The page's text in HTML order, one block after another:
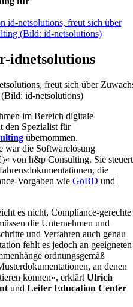
idnetsolutions
freut sich über
id-netsolutions)
im Bereich digitale
den Spezialist für
übernommen.
war die Softwarelösung
von h&p Consulting. Sie steuert
die
Vorgaben wieGoBD und
es nicht, Compliance-gerechte
die Unternehmen und
und Verfahren auch genau
fehlt es jedoch an geeigneten
ordnungsgemäß
an denen
können«, erklärtUlrich
undLeiter Education Center